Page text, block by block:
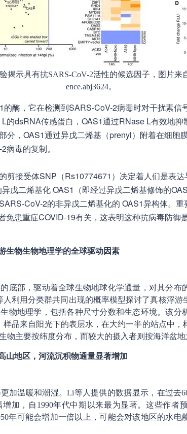
示具有抗SARS-CoV-2活性的候选因子，图片来自
ence.abj3624。
酶，它在检测到SARS-CoV-2病毒时对干扰素信
的dsRNA传感蛋白，OAS1通过RNase L有效地
分，OAS1通过异戊二烯基（prenyl）附着在细胞
毒的复制。
剪接受体SNP（Rs10774671）决定着人们是表
戊二烯基化 OAS1（即经过异戊二烯基修饰的
CoV-2的非异戊二烯基化的 OAS1异构体。
免患重症COVID-19有关，这表明这种抗病毒防御
生物生物地理学的全球驱动因素
底部，驱动着全球生物地球化学通量，对其分布
人利用分类群共同出现的概率模型探讨了真核浮
物地理学，包括各种尺寸分数和生态环境。该分
品来自阳光下的表层水，在大约一半的站点中，
物主要按纬度分布，而较大的摄入者则按海洋盆地
山地区，河流沉积物通量显著增加
加温暖和潮湿。Li等人提供的数据显示，在过去
加，自1990年代中期以来最为显著。这些作者
年可能会增加一倍以上，可能会对该地区的水电